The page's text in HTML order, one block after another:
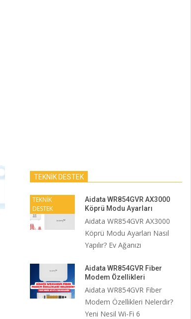
TEKNİK DESTEK
TEKNİK
DESTEK
Aidata WR854GVR AX3000
Köprü Modu Ayarları
Aidata WR854GVR AX3000
Köprü Modu Ayarları Nasıl
Yapılır? Ev Ağanızı
Aidata WR854GVR Fiber
Modem Özellikleri
Aidata WR854GVR Fiber
Modem Özellikleri Nelerdir?
Yeni Nesil Wi-Fi 6